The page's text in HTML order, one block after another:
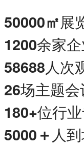
50000㎡展
1200余家
58688人次
26场主题
180+位行
5000＋ 人